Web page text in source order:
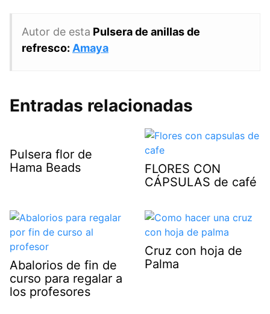
Autor de esta Pulsera de anillas de
refresco: Amaya
Entradas relacionadas
Pulsera flor de
Hama Beads
FLORES CON
CÁPSULAS de café
Abalorios de fin de
curso para regalar a
los profesores
Cruz con hoja de
Palma